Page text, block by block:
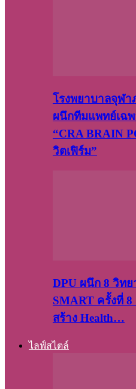
โรงพยาบาลจุฬ
ผนึกทีมแพทย์เฉ
“CRA BRAIN
วิตเฟิร์ม”
DPU ผนึก 8 วิท
SMART ครั้งที่
สร้าง Health…
ไลฟ์สไตล์